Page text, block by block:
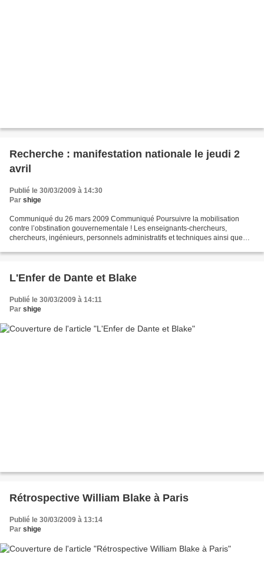
Recherche : manifestation nationale le jeudi 2
avril
Publié le 30/03/2009 à 14:30
Par shige
Communiqué du 26 mars 2009 Communiqué Poursuivre la mobilisation
contre l’obstination gouvernementale ! Les enseignants-chercheurs,
chercheurs, ingénieurs, personnels administratifs et techniques ainsi que
L'Enfer de Dante et Blake
Publié le 30/03/2009 à 14:11
Par shige
Rétrospective William Blake à Paris
Publié le 30/03/2009 à 13:14
Par shige